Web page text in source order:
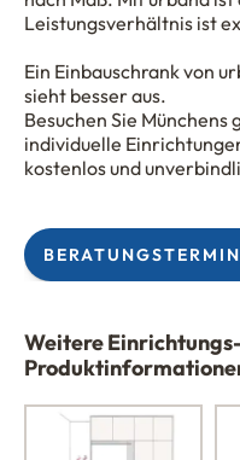
Leistungsverhältnis ist
Ein Einbauschrank von
sieht besser aus.
Besuchen Sie
individuelle
kostenlos und
Weitere